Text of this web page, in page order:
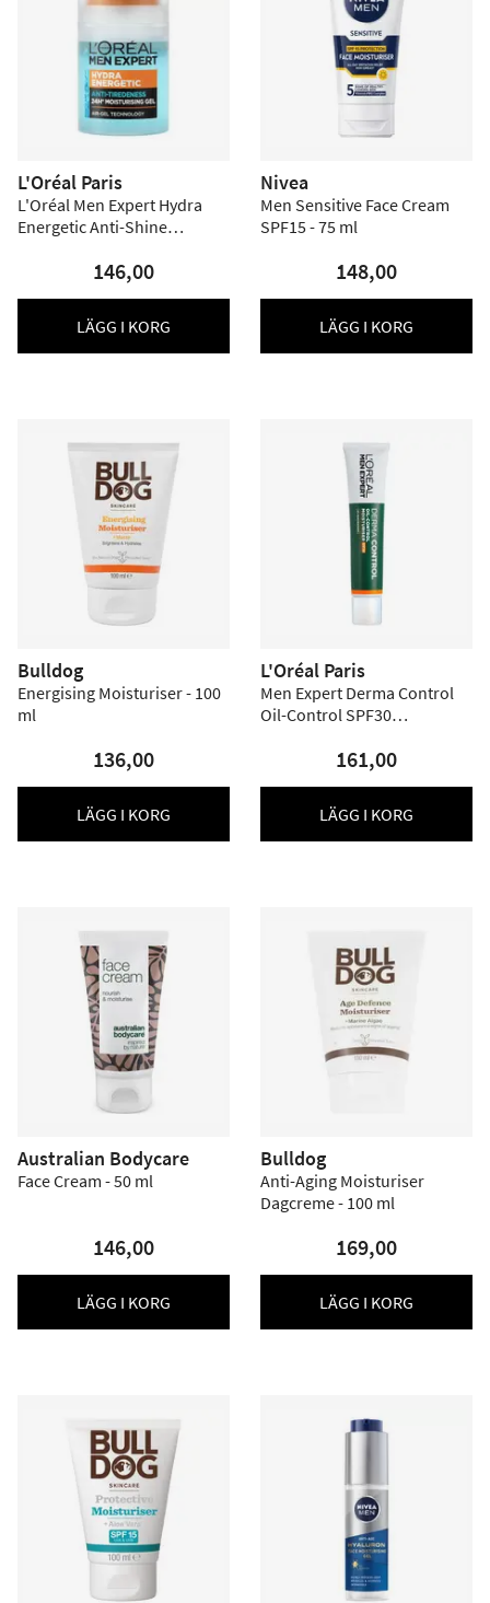
L'Oréal Paris
L'Oréal Men Expert Hydra
Energetic Anti-Shine
146,00
LÄGG I KORG
Nivea
Men Sensitive Face Cream
SPF15 - 75 ml
148,00
LÄGG I KORG
Bulldog
Energising Moisturiser - 100
ml
136,00
LÄGG I KORG
L'Oréal Paris
Men Expert Derma Control
Oil-Control SPF30
161,00
LÄGG I KORG
Australian Bodycare
Face Cream - 50 ml
146,00
LÄGG I KORG
Bulldog
Anti-Aging Moisturiser
Dagcreme - 100 ml
169,00
LÄGG I KORG